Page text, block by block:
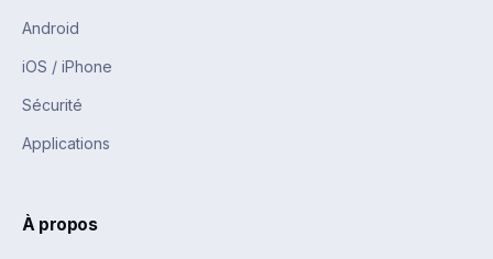
Android
iOS / iPhone
Sécurité
Applications
À propos